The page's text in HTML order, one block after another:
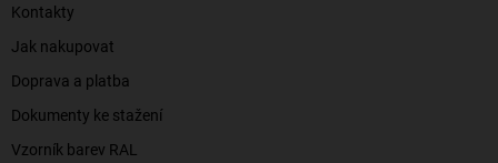
Kontakty
Jak nakupovat
Doprava a platba
Dokumenty ke stažení
Vzorník barev RAL